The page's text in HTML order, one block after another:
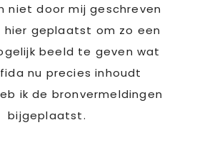
niet door mij geschreven
hier geplaatst om zo een
beeld te geven wat
nu precies inhoudt
ik de bronvermeldingen
bijgeplaatst.